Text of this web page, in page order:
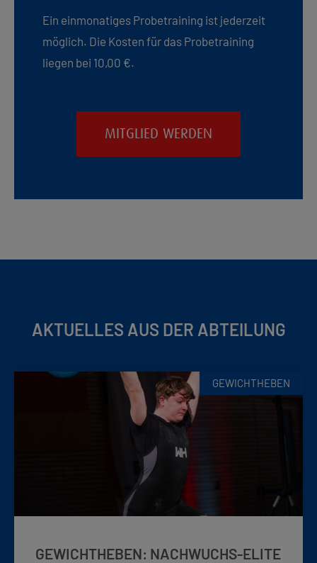
Ein einmonatiges Probetraining ist jederzeit
möglich. Die Kosten für das Probetraining
liegen bei 10,00 €.
MITGLIED WERDEN
AKTUELLES AUS DER ABTEILUNG
GEWICHTHEBEN
GEWICHTHEBEN: NACHWUCHS-ELITE